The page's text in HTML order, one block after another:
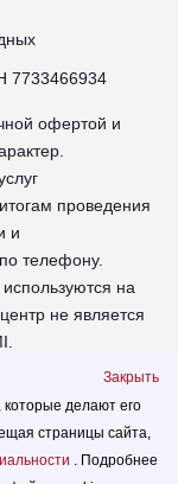
7733466934
офертой и
проведения
и
телефону.
на
не является
XIAOMI в
по
делают его
страницы сайта,
. Подробнее
Закрыть